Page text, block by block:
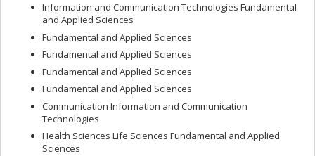
Information and Communication Technologies Fundamental
and Applied Sciences
Fundamental and Applied Sciences
Fundamental and Applied Sciences
Fundamental and Applied Sciences
Fundamental and Applied Sciences
Communication Information and Communication
Technologies
Health Sciences Life Sciences Fundamental and Applied
Sciences